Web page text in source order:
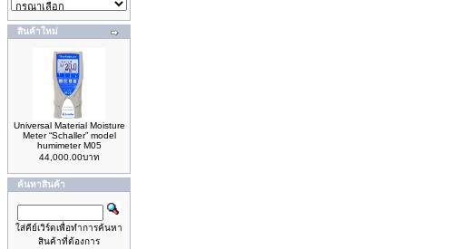
สินค้าใหม่
Universal Material Moisture
Meter “Schaller” model
humimeter M05
44,000.00บาท
ค้นหาสินค้า
ใส่คีย์เวิร์ดเพื่อทำการค้นหา
สินค้าที่ต้องการ